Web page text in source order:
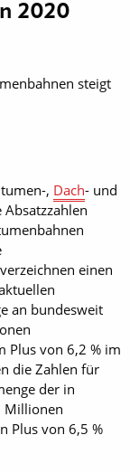
2020
steigt
, Dach- und
einen
an bundesweit
Plus von 6,2 % im
die Zahlen für
der in
Millionen
Plus von 6,5 %